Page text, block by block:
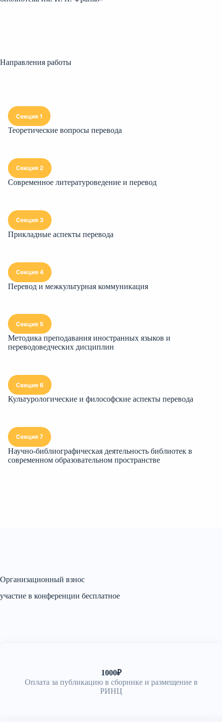
Направления работы
Секция 1
Теоретические вопросы перевода
Секция 2
Современное литературоведение и перевод
Секция 3
Прикладные аспекты перевода
Секция 4
Перевод и межкультурная коммуникация
Секция 5
Методика преподавания иностранных языков и
переводоведческих дисциплин
Секция 6
Культурологические и философские аспекты перевода
Секция 7
Научно-библиографическая деятельность библиотек в
современном образовательном пространстве
Организационный взнос
участие в конференции бесплатное
1000₽
Оплата за публикацию в сборнике и размещение в
РИНЦ